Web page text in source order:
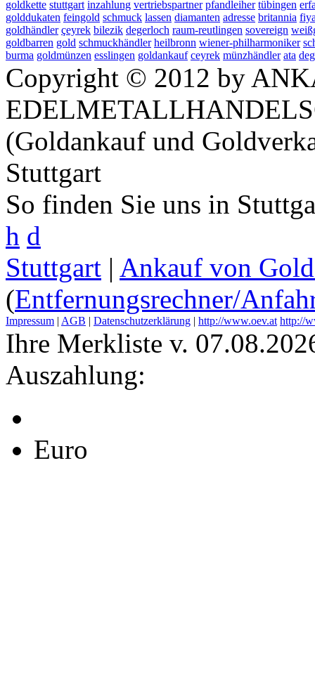
goldkette stuttgart inzahlung vertriebspartner pfandleiher tübingen
golddukaten feingold schmuck lassen diamanten adresse britannia
goldhändler çeyrek bilezik degerloch raum-reutlingen sovereign
goldbarren gold schmuckhändler heilbronn wiener-philharmoniker
burma goldmünzen esslingen goldankauf ceyrek münzhändler ata
Copyright © 2012 by
(Goldankauf und
Stuttgart
So finden Sie uns in
h d
Stuttgart | Ankauf von
(Entfernungsrechner/
Impressum | AGB | Datenschutzerklärung | http://www.oev.at http://
Ihre Merkliste v.
Auszahlung:
Euro